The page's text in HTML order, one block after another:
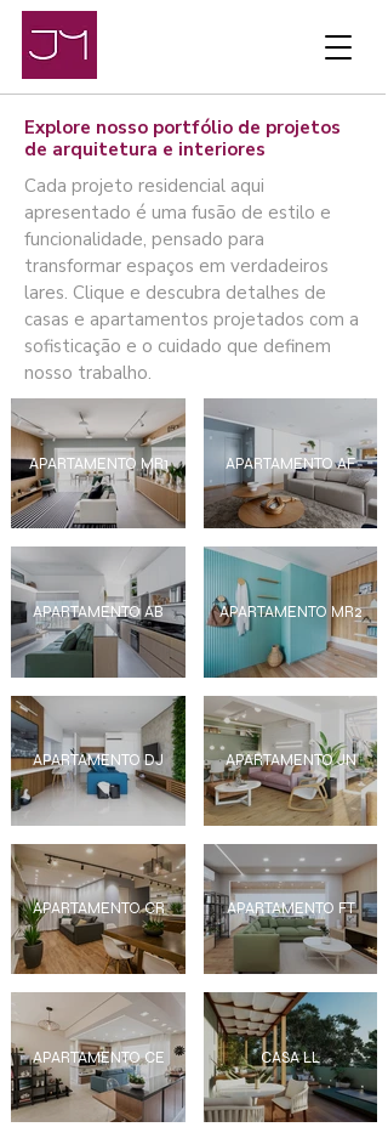
Explore nosso portfólio de projetos
de arquitetura e interiores
Cada projeto residencial aqui
apresentado é uma fusão de estilo e
funcionalidade, pensado para
transformar espaços em verdadeiros
lares. Clique e descubra detalhes de
casas e apartamentos projetados com a
sofisticação e o cuidado que definem
nosso trabalho.
APARTAMENTO MR1 APARTAMENTO AF
APARTAMENTO AB APARTAMENTO MR2
APARTAMENTO DJ APARTAMENTO JN
APARTAMENTO CR APARTAMENTO FT
APARTAMENTO CE CASA LL